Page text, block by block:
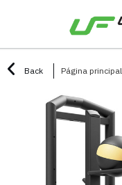
Back Página principal